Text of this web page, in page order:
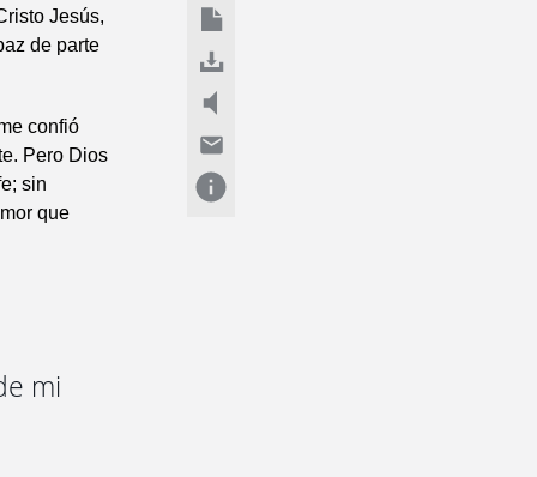
Jesús,
de parte
confió
Pero Dios
sin
que
mi